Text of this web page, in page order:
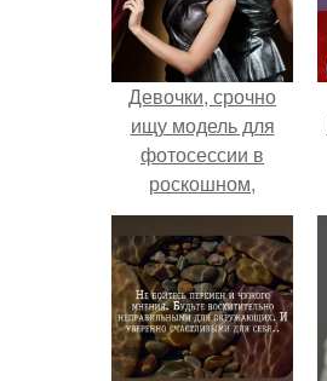
Девочки, срочно
ищу модель для
фотосессии в
роскошном,
элегантном,
классическом стиле
(примерно как на
фото.